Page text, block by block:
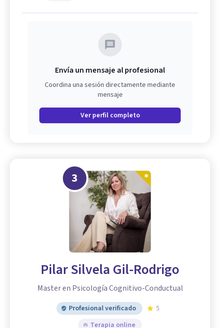
Envía un mensaje al profesional
Coordina una sesión directamente mediante
mensaje
Ver perfil completo
3
Pilar Silvela Gil-Rodrigo
Master en Psicología Cognitivo-Conductual
Profesional verificado
5
Terapia online